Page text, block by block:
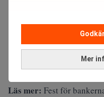
Mer
Läs mer: Fest för